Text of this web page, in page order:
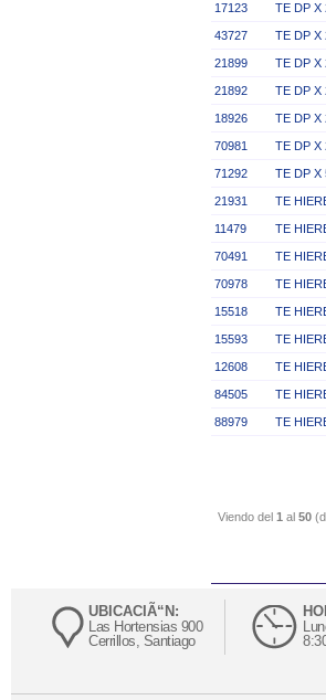
17123 TE DP X
43727 TE DP X
21899 TE DP X
21892 TE DP X
18926 TE DP X
70981 TE DP X
71292 TE DP X
21931 TE
11479 TE
70491 TE
70978 TE
15518 TE
15593 TE
12608 TE
84505 TE
88979 TE
Viendo del 1 al 50
UBICACIÃ“N:
Las Hortensias 900
Cerrillos, Santiago